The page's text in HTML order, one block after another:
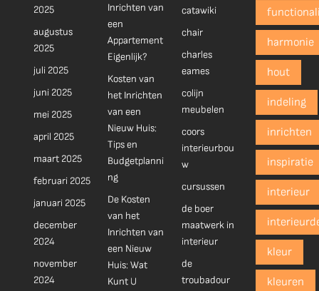
2025
augustus
2025
juli 2025
juni 2025
mei 2025
april 2025
maart 2025
februari 2025
januari 2025
december
2024
november
2024
Inrichten van
een
Appartement
Eigenlijk?
Kosten van
het Inrichten
van een
Nieuw Huis:
Tips en
Budgetplanni
ng
De Kosten
van het
Inrichten van
een Nieuw
Huis: Wat
Kunt U
catawiki
chair
charles
eames
colijn
meubelen
coors
interieurbou
w
cursussen
de boer
maatwerk in
interieur
de
troubadour
harmonie
hout
indeling
inrichten
inspiratie
interieur
kleur
kleuren